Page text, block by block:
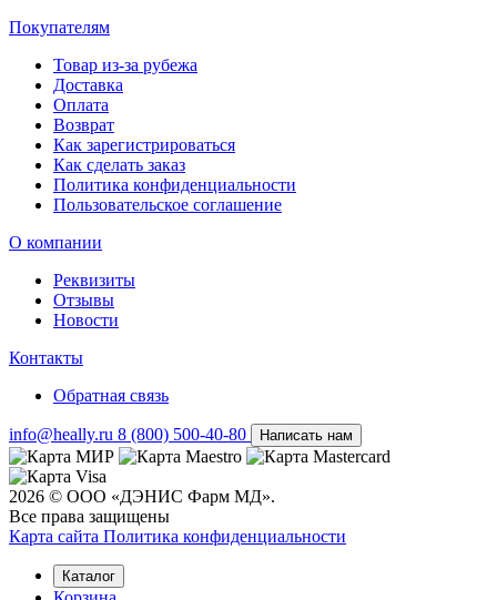
Покупателям
Товар из-за рубежа
Доставка
Оплата
Возврат
Как зарегистрироваться
Как сделать заказ
Политика конфиденциальности
Пользовательское соглашение
О компании
Реквизиты
Отзывы
Новости
Контакты
Обратная связь
info@heally.ru 8 (800) 500-40-80 Написать нам
2026 © ООО «ДЭНИС Фарм МД».
Все права защищены
Карта сайта Политика конфиден­циальности
Каталог